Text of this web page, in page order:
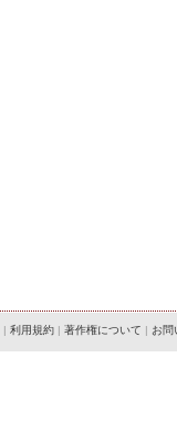
| 利用規約 | 著作権について | お問